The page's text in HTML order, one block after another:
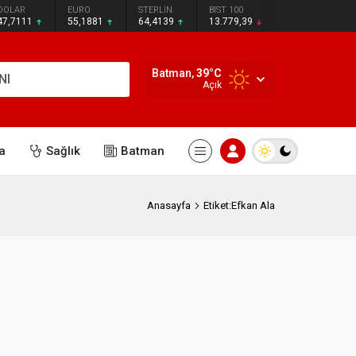
EURO
55,1881
STERLİN
64,4139
BIST 100
13.779,39
Batman,39°C
Açık
Sağlık Batman
Anasayfa Etiket:Efkan Ala